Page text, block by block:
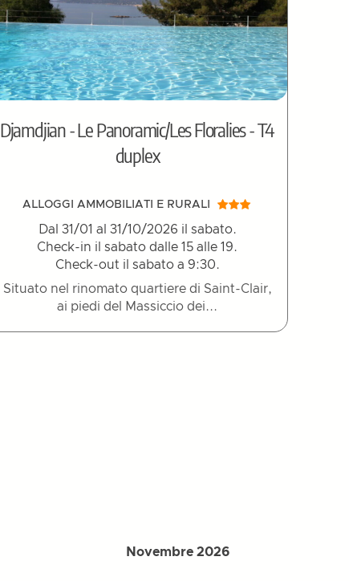
Djamdjian - Le Panoramic/Les Floralies - T4
duplex
ALLOGGI AMMOBILIATI E RURALI
Dal 31/01 al 31/10/2026 il sabato.
Check-in il sabato dalle 15 alle 19.
Check-out il sabato a 9:30.
Situato nel rinomato quartiere di Saint-Clair,
ai piedi del Massiccio dei...
Novembre 2026